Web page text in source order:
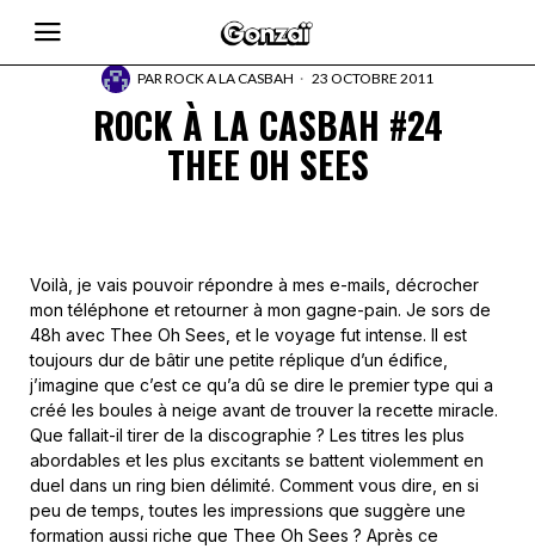
PARROCK A LA CASBAH 23 OCTOBRE 2011
ROCK À LA CASBAH #24
THEE OH SEES
Voilà, je vais pouvoir répondre à mes e-mails, décrocher
mon téléphone et retourner à mon gagne-pain. Je sors de
48h avec Thee Oh Sees, et le voyage fut intense. Il est
toujours dur de bâtir une petite réplique d’un édifice,
j’imagine que c’est ce qu’a dû se dire le premier type qui a
créé les boules à neige avant de trouver la recette miracle.
Que fallait-il tirer de la discographie ? Les titres les plus
abordables et les plus excitants se battent violemment en
duel dans un ring bien délimité. Comment vous dire, en si
peu de temps, toutes les impressions que suggère une
formation aussi riche que Thee Oh Sees ? Après ce